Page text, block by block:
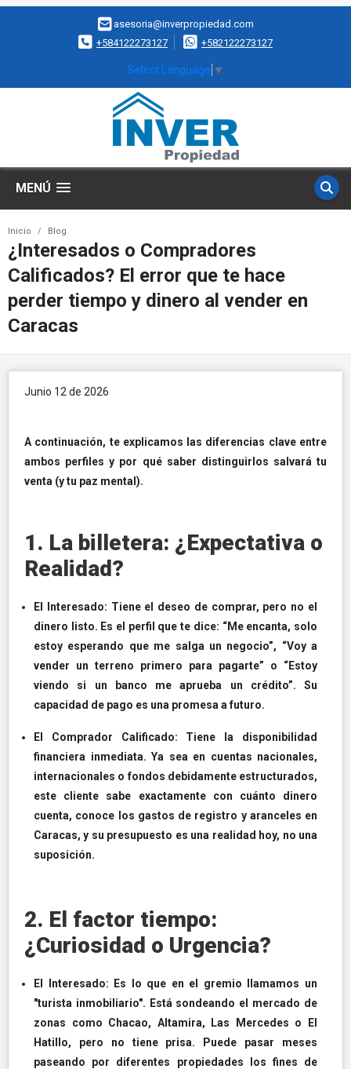
asesoria@inverpropiedad.com
+584122273127
+582122273127
Select Language ▼
MENÚ
Inicio Blog
¿Interesados o Compradores
Calificados? El error que te hace
perder tiempo y dinero al vender en
Caracas
Junio 12 de 2026
A continuación, te explicamos las diferencias clave entre
ambos perfiles y por qué saber distinguirlos salvará tu
venta (y tu paz mental).
1. La billetera: ¿Expectativa o
Realidad?
El Interesado: Tiene el deseo de comprar, pero no el
dinero listo. Es el perfil que te dice: “Me encanta, solo
estoy esperando que me salga un negocio”, “Voy a
vender un terreno primero para pagarte” o “Estoy
viendo si un banco me aprueba un crédito”. Su
capacidad de pago es una promesa a futuro.
El Comprador Calificado: Tiene la disponibilidad
financiera inmediata. Ya sea en cuentas nacionales,
internacionales o fondos debidamente estructurados,
este cliente sabe exactamente con cuánto dinero
cuenta, conoce los gastos de registro y aranceles en
Caracas, y su presupuesto es una realidad hoy, no una
suposición.
2. El factor tiempo:
¿Curiosidad o Urgencia?
El Interesado: Es lo que en el gremio llamamos un
"turista inmobiliario". Está sondeando el mercado de
zonas como Chacao, Altamira, Las Mercedes o El
Hatillo, pero no tiene prisa. Puede pasar meses
paseando por diferentes propiedades los fines de